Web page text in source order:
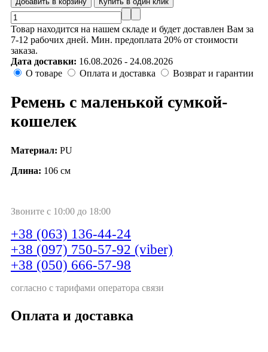
Товар находится на нашем складе и будет доставлен Вам за
7-12 рабочих дней. Мин. предоплата 20% от стоимости
заказа.
Дата доставки: 16.08.2026 - 24.08.2026
О товаре
Оплата и доставка Возврат и гарантии
Ремень с маленькой сумкой-
кошелек
Материал: PU
Длина: 106 см
Звоните с 10:00 до 18:00
+38 (063) 136-44-24
+38 (097) 750-57-92 (viber)
+38 (050) 666-57-98
согласно с тарифами оператора связи
Оплата и доставка